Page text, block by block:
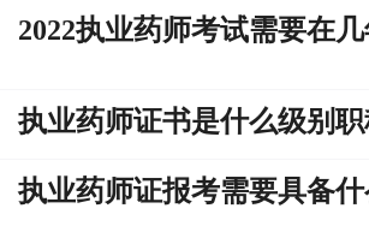
2022执业药师考试需要在
执业药师证书是什么级别职
执业药师证报考需要具备什